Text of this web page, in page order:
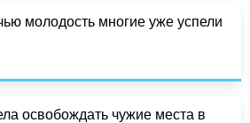
молодость многие уже успели
освобождать чужие места в